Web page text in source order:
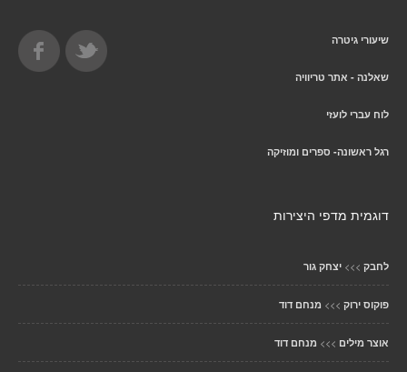
שיעורי גיטרה
שאלנה - אתר טריוויה
לוח עברי לועזי
רגל ראשונה- ספרים ומוזיקה
דוגמית מדפי היצירות
לחבק >>> יצחק גור
פוקוס ירוק >>> מנחם דוד
אוצר מילים >>> מנחם דוד